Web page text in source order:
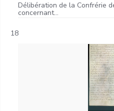
Délibération de la Confrérie
concernant...
18